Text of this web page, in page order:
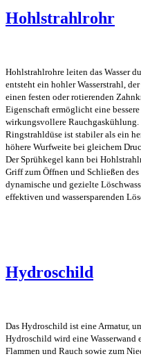
Hohlstrahlrohr
Hohlstrahlrohre leiten das Wasser
entsteht ein hohler Wasserstrahl,
einen festen oder rotierenden
Eigenschaft ermöglicht eine
wirkungsvollere Rauchgaskühlung.
Ringstrahldüse ist stabiler als ein
höhere Wurfweite bei gleichem
Der Sprühkegel kann bei
Griff zum Öffnen und Schließen
dynamische und gezielte
effektiven und wassersparenden
Hydroschild
Das Hydroschild ist eine Armatur,
Hydroschild wird eine Wasserwand
Flammen und Rauch sowie zum